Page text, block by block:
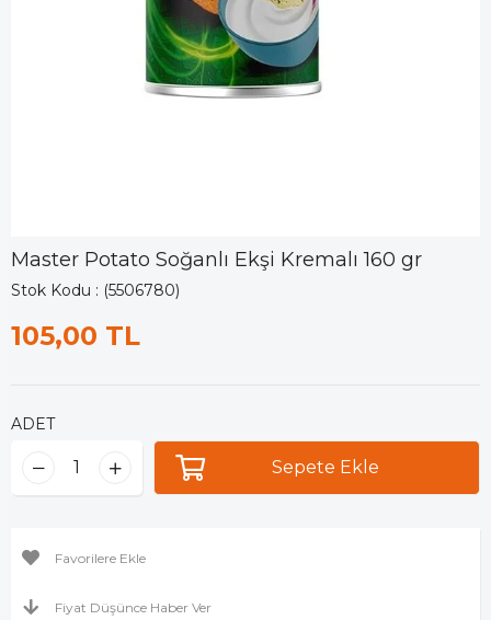
Master Potato Soğanlı Ekşi Kremalı 160 gr
Stok Kodu (5506780)
105,00 TL
ADET
Favorilere Ekle
Fiyat Düşünce Haber Ver